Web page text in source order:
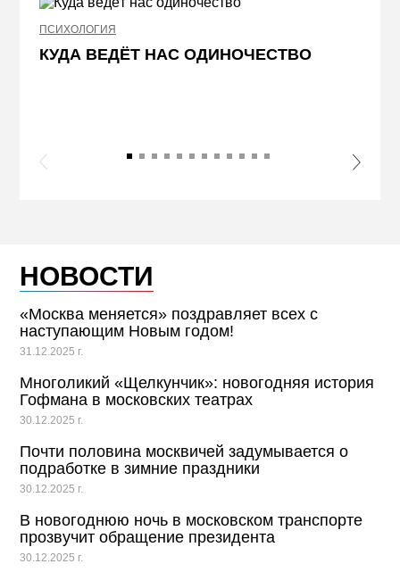
ПСИХОЛОГИЯ
КУДА ВЕДЁТ НАС ОДИНОЧЕСТВО
Slide
Next
НОВОСТИ
«Москва меняется» поздравляет всех с
наступающим Новым годом!
31.12.2025 г.
Многоликий «Щелкунчик»: новогодняя история
Гофмана в московских театрах
30.12.2025 г.
Почти половина москвичей задумывается о
подработке в зимние праздники
30.12.2025 г.
В новогоднюю ночь в московском транспорте
прозвучит обращение президента
30.12.2025 г.